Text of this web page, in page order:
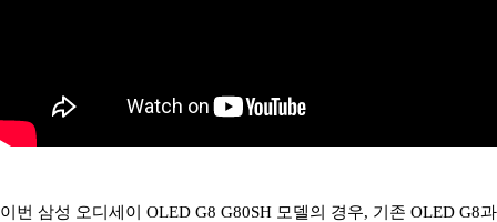
이번 삼성 오디세이 OLED G8 G80SH 모델의 경우, 기존 OLED